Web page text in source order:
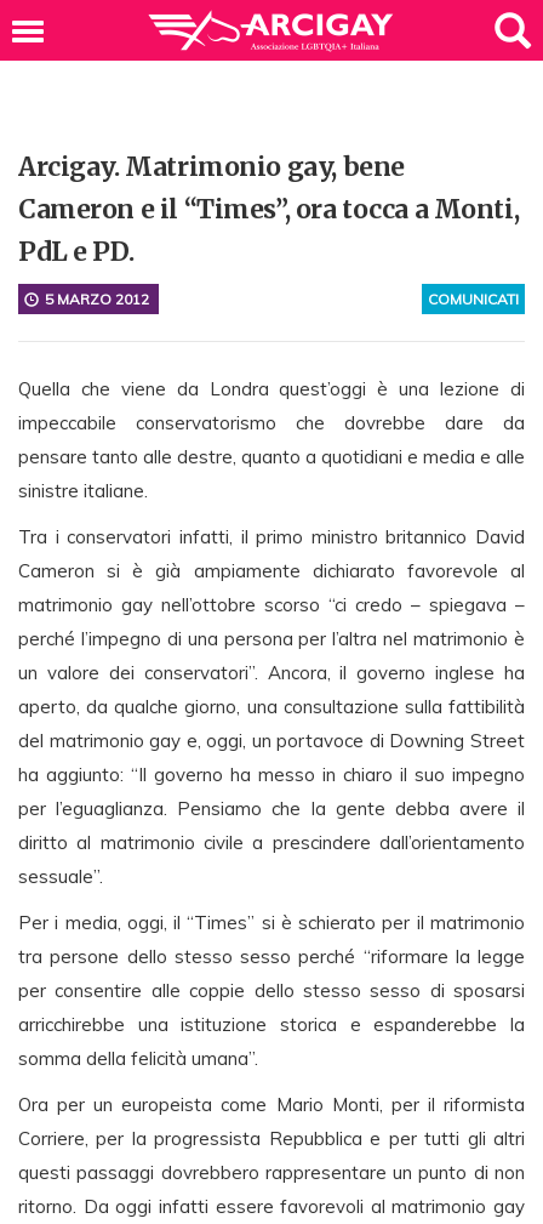
Arcigay. Matrimonio gay, bene
Cameron e il “Times”, ora tocca a Monti,
PdL e PD.
COMUNICATI
5 MARZO 2012
Quella che viene da Londra quest’oggi è una lezione di
impeccabile conservatorismo che dovrebbe dare da
pensare tanto alle destre, quanto a quotidiani e media e alle
sinistre italiane.
Tra i conservatori infatti, il primo ministro britannico David
Cameron si è già ampiamente dichiarato favorevole al
matrimonio gay nell’ottobre scorso “ci credo – spiegava –
perché l’impegno di una persona per l’altra nel matrimonio è
un valore dei conservatori”. Ancora, il governo inglese ha
aperto, da qualche giorno, una consultazione sulla fattibilità
del matrimonio gay e, oggi, un portavoce di Downing Street
ha aggiunto: “Il governo ha messo in chiaro il suo impegno
per l’eguaglianza. Pensiamo che la gente debba avere il
diritto al matrimonio civile a prescindere dall’orientamento
sessuale”.
Per i media, oggi, il “Times” si è schierato per il matrimonio
tra persone dello stesso sesso perché “riformare la legge
per consentire alle coppie dello stesso sesso di sposarsi
arricchirebbe una istituzione storica e espanderebbe la
somma della felicità umana”.
Ora per un europeista come Mario Monti, per il riformista
Corriere, per la progressista Repubblica e per tutti gli altri
questi passaggi dovrebbero rappresentare un punto di non
ritorno. Da oggi infatti essere favorevoli al matrimonio gay